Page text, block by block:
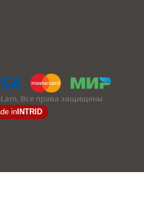
Все права защищены
in INTRID